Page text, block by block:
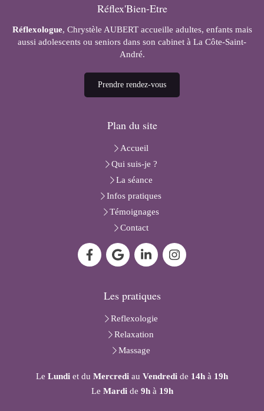
Réflex'Bien-Etre
Réflexologue, Chrystèle AUBERT accueille adultes, enfants mais
aussi adolescents ou seniors dans son cabinet à La Côte-Saint-
André.
Prendre rendez-vous
Plan du site
Accueil
Qui suis-je ?
La séance
Infos pratiques
Témoignages
Contact
Les pratiques
Reflexologie
Relaxation
Massage
Le Lundi et du Mercredi au Vendredi de 14h à 19h
Le Mardide 9hà 19h